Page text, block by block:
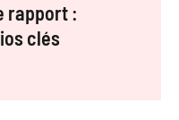
rapport :
clés